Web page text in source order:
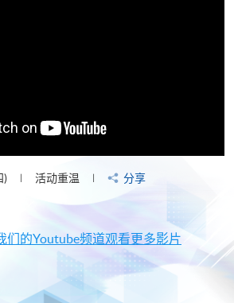
) 活动重温 分享
们的Youtube频道观看更多影片